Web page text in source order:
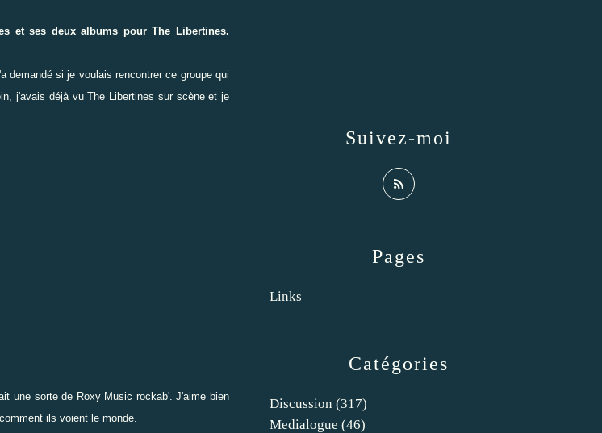
et ses deux albums pour The Libertines.
demandé si je voulais rencontrer ce groupe qui
j'avais déjà vu The Libertines sur scène et je
une sorte de Roxy Music rockab'. J'aime bien
ils voient le monde.
Catégories
Discussion (317)
Medialogue (46)
Pages
Links
Suivez-moi